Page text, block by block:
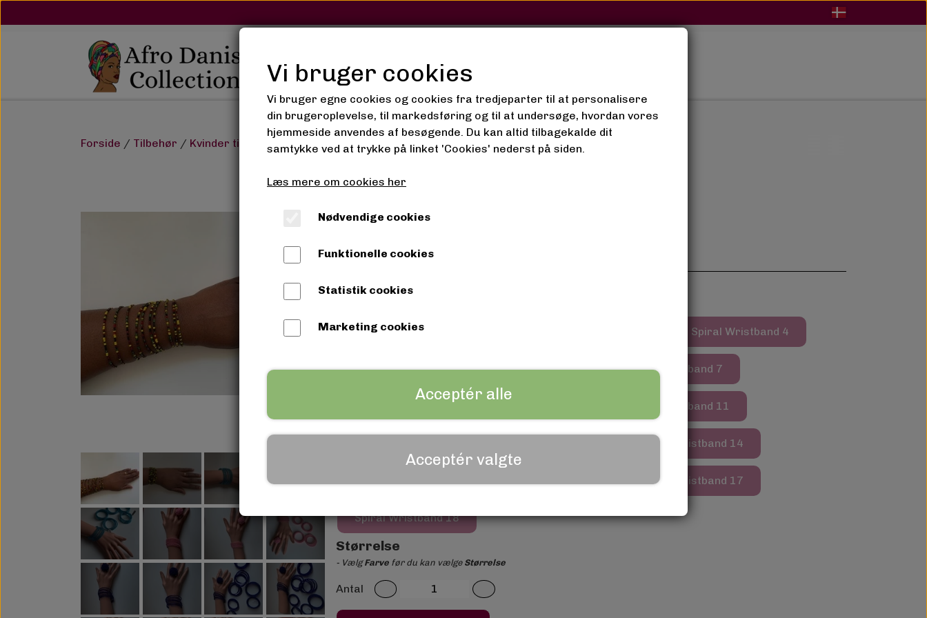
SHOP
Forside Tilbehør Kvinder tilbehør Adult Wristband Bead Spiral
Adult Wristband Bead Spiral
50,00 kr.
Fragt omk. tillægges
Black Spiral Wristband 1 Spiral Wristband 4
Spiral Wristband 5 Spiral Wristband 6 Spiral Wristband 7
Spiral Wristband 11
Spiral Wristband 14
Spiral Wristband 17
Spiral Wristband 18
Størrelse
- VælgFarve før du kan vælge Størrelse
Antal
Vi bruger cookies
Vi bruger egne cookies og cookies fra tredjeparter til at personalisere
din brugeroplevelse, til markedsføring og til at undersøge, hvordan vores
hjemmeside anvendes af besøgende. Du kan altid tilbagekalde dit
samtykke ved at trykke på linket 'Cookies' nederst på siden.
Læs mere om cookies her
Nødvendige cookies
Funktionelle cookies
Statistik cookies
Marketing cookies
Acceptér alle
Acceptér valgte